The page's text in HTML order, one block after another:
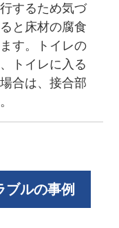
するため気づ
と床材の腐食
す。トイレの
トイレに入る
合は、接合部
ブルの事例